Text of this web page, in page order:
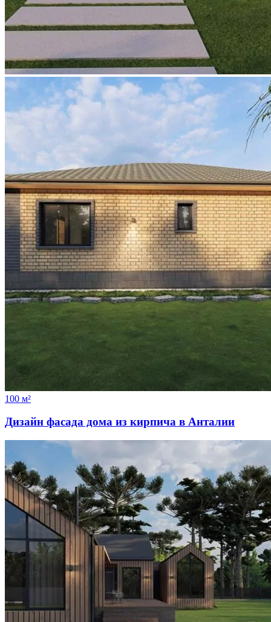
100 м²
Дизайн фасада дома из кирпича в Анталии